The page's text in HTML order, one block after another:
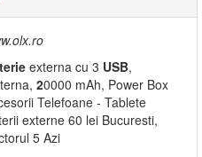
externa cu 3 USB,
20000 mAh, Power Box
Telefoane - Tablete
externe 60 lei Bucuresti,
5 Azi